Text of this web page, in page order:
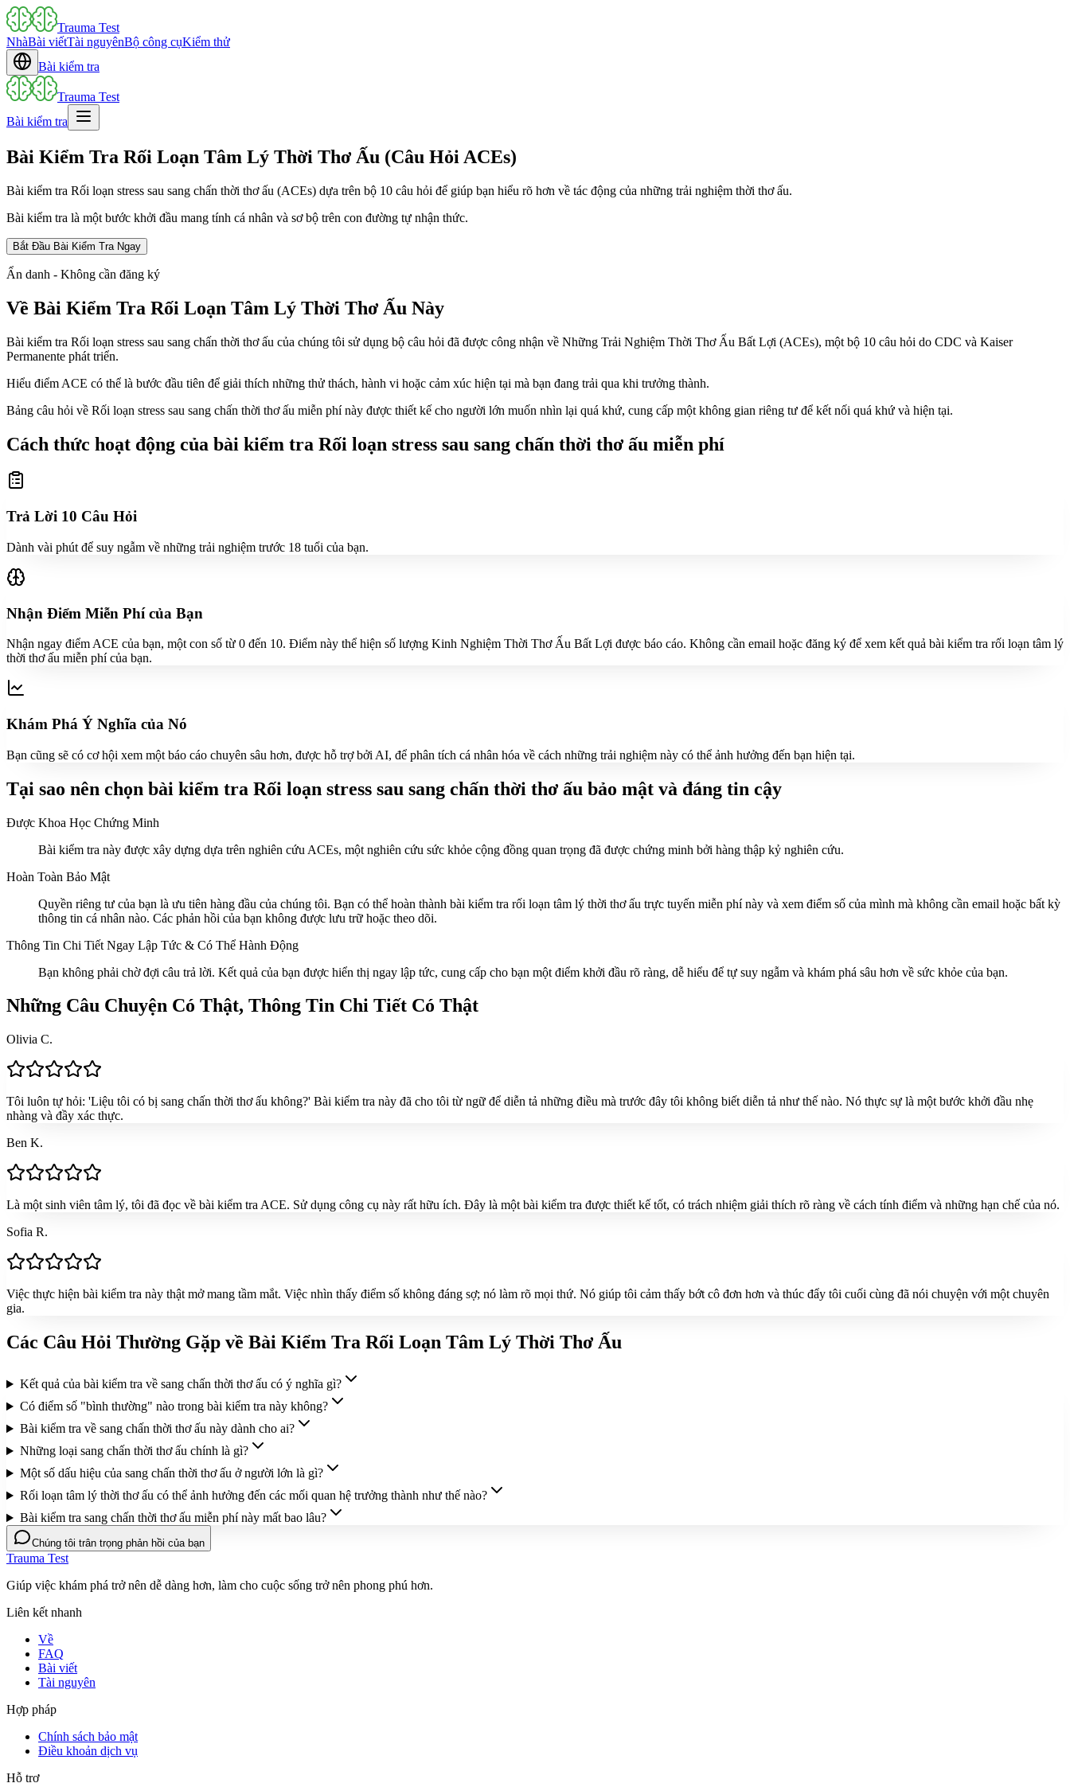
Trauma Test
NhàBài viếtTài nguyênBộ công cụKiểm thử
Bài kiểm tra
Trauma Test
Bài kiểm tra
Bài Kiểm Tra Rối Loạn Tâm Lý Thời Thơ Ấu (Câu Hỏi ACEs)
Bài kiểm tra Rối loạn stress sau sang chấn thời thơ ấu (ACEs) dựa trên bộ 10 câu hỏi để giúp bạn hiểu rõ hơn về tác động của những trải nghiệm thời thơ ấu.
Bài kiểm tra là một bước khởi đầu mang tính cá nhân và sơ bộ trên con đường tự nhận thức.
Bắt Đầu Bài Kiểm Tra Ngay
Ẩn danh - Không cần đăng ký
Về Bài Kiểm Tra Rối Loạn Tâm Lý Thời Thơ Ấu Này
Bài kiểm tra Rối loạn stress sau sang chấn thời thơ ấu của chúng tôi sử dụng bộ câu hỏi đã được công nhận về Những Trải Nghiệm Thời Thơ Ấu Bất Lợi (ACEs), một bộ 10 câu hỏi do CDC và Kaiser
Permanente phát triển.
Hiểu điểm ACE có thể là bước đầu tiên để giải thích những thử thách, hành vi hoặc cảm xúc hiện tại mà bạn đang trải qua khi trưởng thành.
Bảng câu hỏi về Rối loạn stress sau sang chấn thời thơ ấu miễn phí này được thiết kế cho người lớn muốn nhìn lại quá khứ, cung cấp một không gian riêng tư để kết nối quá khứ và hiện tại.
Cách thức hoạt động của bài kiểm tra Rối loạn stress sau sang chấn thời thơ ấu miễn phí
Trả Lời 10 Câu Hỏi
Dành vài phút để suy ngẫm về những trải nghiệm trước 18 tuổi của bạn.
Nhận Điểm Miễn Phí của Bạn
Nhận ngay điểm ACE của bạn, một con số từ 0 đến 10. Điểm này thể hiện số lượng Kinh Nghiệm Thời Thơ Ấu Bất Lợi được báo cáo. Không cần email hoặc đăng ký để xem kết quả bài kiểm tra rối loạn tâm lý
thời thơ ấu miễn phí của bạn.
Khám Phá Ý Nghĩa của Nó
Bạn cũng sẽ có cơ hội xem một báo cáo chuyên sâu hơn, được hỗ trợ bởi AI, để phân tích cá nhân hóa về cách những trải nghiệm này có thể ảnh hưởng đến bạn hiện tại.
Tại sao nên chọn bài kiểm tra Rối loạn stress sau sang chấn thời thơ ấu bảo mật và đáng tin cậy
Được Khoa Học Chứng Minh
Bài kiểm tra này được xây dựng dựa trên nghiên cứu ACEs, một nghiên cứu sức khỏe cộng đồng quan trọng đã được chứng minh bởi hàng thập kỷ nghiên cứu.
Hoàn Toàn Bảo Mật
Quyền riêng tư của bạn là ưu tiên hàng đầu của chúng tôi. Bạn có thể hoàn thành bài kiểm tra rối loạn tâm lý thời thơ ấu trực tuyến miễn phí này và xem điểm số của mình mà không cần email hoặc bất kỳ
thông tin cá nhân nào. Các phản hồi của bạn không được lưu trữ hoặc theo dõi.
Thông Tin Chi Tiết Ngay Lập Tức & Có Thể Hành Động
Bạn không phải chờ đợi câu trả lời. Kết quả của bạn được hiển thị ngay lập tức, cung cấp cho bạn một điểm khởi đầu rõ ràng, dễ hiểu để tự suy ngẫm và khám phá sâu hơn về sức khỏe của bạn.
Những Câu Chuyện Có Thật, Thông Tin Chi Tiết Có Thật
Olivia C.
Tôi luôn tự hỏi: 'Liệu tôi có bị sang chấn thời thơ ấu không?' Bài kiểm tra này đã cho tôi từ ngữ để diễn tả những điều mà trước đây tôi không biết diễn tả như thế nào. Nó thực sự là một bước khởi đầu nhẹ
nhàng và đầy xác thực.
Ben K.
Là một sinh viên tâm lý, tôi đã đọc về bài kiểm tra ACE. Sử dụng công cụ này rất hữu ích. Đây là một bài kiểm tra được thiết kế tốt, có trách nhiệm giải thích rõ ràng về cách tính điểm và những hạn chế của nó.
Sofia R.
Việc thực hiện bài kiểm tra này thật mở mang tầm mắt. Việc nhìn thấy điểm số không đáng sợ; nó làm rõ mọi thứ. Nó giúp tôi cảm thấy bớt cô đơn hơn và thúc đẩy tôi cuối cùng đã nói chuyện với một chuyên
gia.
Các Câu Hỏi Thường Gặp về Bài Kiểm Tra Rối Loạn Tâm Lý Thời Thơ Ấu
Kết quả của bài kiểm tra về sang chấn thời thơ ấu có ý nghĩa gì?
Có điểm số "bình thường" nào trong bài kiểm tra này không?
Bài kiểm tra về sang chấn thời thơ ấu này dành cho ai?
Những loại sang chấn thời thơ ấu chính là gì?
Một số dấu hiệu của sang chấn thời thơ ấu ở người lớn là gì?
Rối loạn tâm lý thời thơ ấu có thể ảnh hưởng đến các mối quan hệ trưởng thành như thế nào?
Bài kiểm tra sang chấn thời thơ ấu miễn phí này mất bao lâu?
Chúng tôi trân trọng phản hồi của bạn
Trauma Test
Giúp việc khám phá trở nên dễ dàng hơn, làm cho cuộc sống trở nên phong phú hơn.
Liên kết nhanh
Về
FAQ
Bài viết
Tài nguyên
Hợp pháp
Chính sách bảo mật
Điều khoản dịch vụ
Hỗ trợ